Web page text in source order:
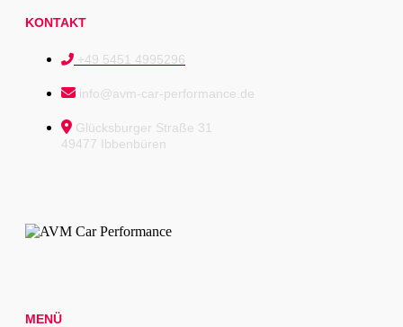
KONTAKT
+49 5451 4995296
info@avm-car-performance.de
Glücksburger Straße 31
49477 Ibbenbüren
MENÜ